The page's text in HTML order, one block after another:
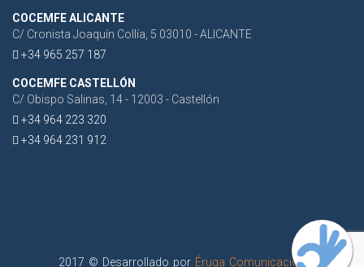
COCEMFE ALICANTE
C/ Cronista Joaquín Collía, 5 03010 - ALICANTE
+34 965 257 187
COCEMFE CASTELLÓN
C/ Obispo Salinas, 14 - 12003 - Castellón
+34 964 223 320
+34 964 231 912
2017 © Desarrollado por Éruga Comunicación